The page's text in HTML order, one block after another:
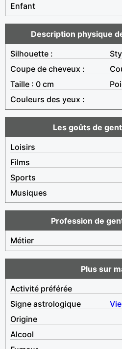
Enfant
Description physique
Silhouette :
Coupe de cheveux :
Taille : 0 cm
Couleurs des yeux :
Les goûts de
Loisirs
Films
Sports
Musiques
Profession de
Métier
Plus sur
Activité préférée
Signe astrologique
Origine
Alcool